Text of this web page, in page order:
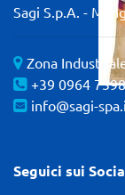
Sagi S.p.A. -
Zona
+39 0964
info@sagi-
Seguici sui